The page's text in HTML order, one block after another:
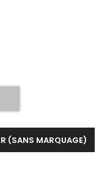
(SANS MARQUAGE)